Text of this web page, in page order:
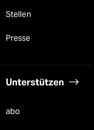
Stellen
Presse
Unterstützen
abo